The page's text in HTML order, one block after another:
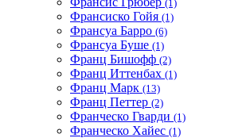
(1)
Франсиско Гойя (1)
Франсуа Барро (6)
Франсуа Буше (1)
Франц Бишофф (2)
Франц Иттенбах (1)
Франц Марк (13)
Франц Петтер (2)
Франческо Гварди (1)
Франческо Хайес (1)